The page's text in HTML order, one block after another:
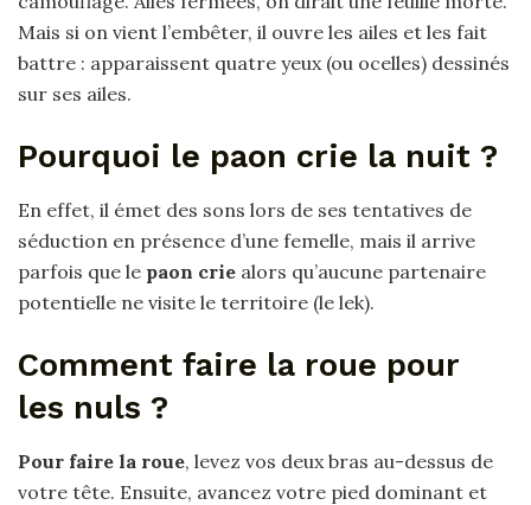
Mais si on vient l’embêter, il ouvre les ailes et les fait
battre : apparaissent quatre yeux (ou ocelles) dessinés
sur ses ailes.
Pourquoi le paon crie la nuit ?
En effet, il émet des sons lors de ses tentatives de
séduction en présence d’une femelle, mais il arrive
parfois que le paon crie alors qu’aucune partenaire
potentielle ne visite le territoire (le lek).
Comment faire la roue pour
les nuls ?
Pour faire la roue, levez vos deux bras au-dessus de
votre tête. Ensuite, avancez votre pied dominant et